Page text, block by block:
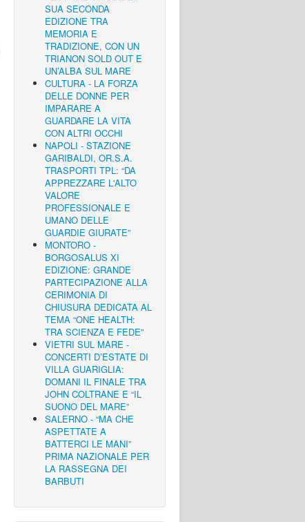
SUA SECONDA
EDIZIONE TRA
MEMORIA E
TRADIZIONE, CON UN
TRIANON SOLD OUT E
UN’ALBA SUL MARE
CULTURA - LA FORZA
DELLE DONNE PER
IMPARARE A
GUARDARE LA VITA
CON ALTRI OCCHI
NAPOLI - STAZIONE
GARIBALDI, OR.S.A.
TRASPORTI TPL: “DA
APPREZZARE L'ALTO
VALORE
PROFESSIONALE E
UMANO DELLE
GUARDIE GIURATE”
MONTORO -
BORGOSALUS XI
EDIZIONE: GRANDE
PARTECIPAZIONE ALLA
CERIMONIA DI
CHIUSURA DEDICATA AL
TEMA “ONE HEALTH:
TRA SCIENZA E FEDE”
VIETRI SUL MARE -
CONCERTI D’ESTATE DI
VILLA GUARIGLIA:
DOMANI IL FINALE TRA
JOHN COLTRANE E “IL
SUONO DEL MARE”
SALERNO - “MA CHE
ASPETTATE A
BATTERCI LE MANI”
PRIMA NAZIONALE PER
LA RASSEGNA DEI
BARBUTI